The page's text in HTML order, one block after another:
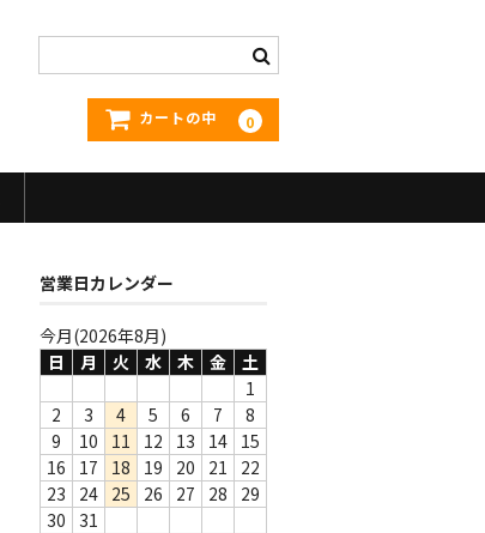
カートの中 0
営業日カレンダー
今月(2026年8月)
日
月 火 水 木 金
土
1
2
3 4 5 6 7
8
9
10 11 12 13 14 15
16
17 18 19 20 21
22
23
24 25 26 27 28
29
30
31